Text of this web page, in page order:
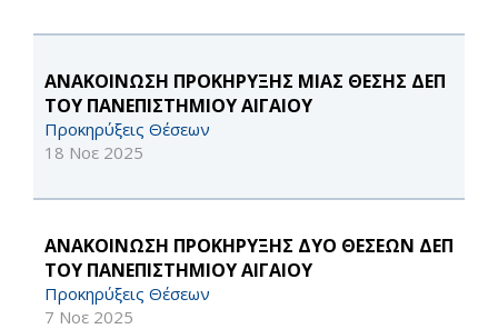
ΑΝΑΚΟΙΝΩΣΗ ΠΡΟΚΗΡΥΞΗΣ ΜΙΑΣ ΘΕΣΗΣ ΔΕΠ
ΤΟΥ ΠΑΝΕΠΙΣΤΗΜΙΟΥ ΑΙΓΑΙΟΥ
Προκηρύξεις Θέσεων
18 Νοε 2025
ΑΝΑΚΟΙΝΩΣΗ ΠΡΟΚΗΡΥΞΗΣ ΔΥΟ ΘΕΣΕΩΝ ΔΕΠ
ΤΟΥ ΠΑΝΕΠΙΣΤΗΜΙΟΥ ΑΙΓΑΙΟΥ
Προκηρύξεις Θέσεων
7 Νοε 2025